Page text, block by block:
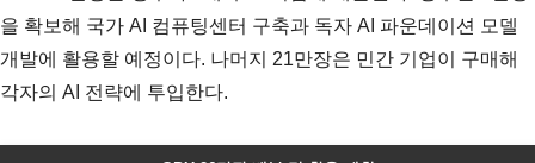
을 확보해 국가 AI 컴퓨팅센터 구축과 독자 AI 파운데이션 모델
개발에 활용할 예정이다. 나머지 21만장은 민간 기업이 구매해
각자의 AI 전략에 투입한다.